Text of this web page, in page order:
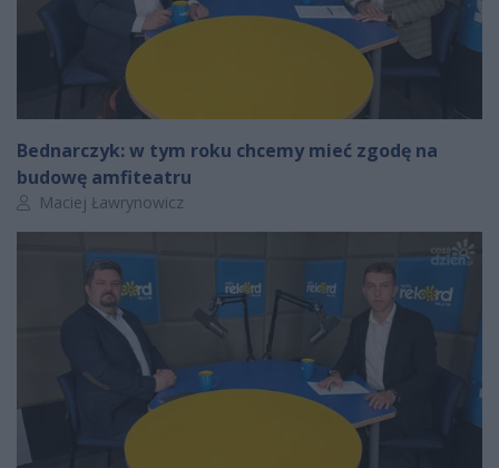
Bednarczyk: w tym roku chcemy mieć zgodę na
budowę amfiteatru
Autor artykułu:
Maciej Ławrynowicz